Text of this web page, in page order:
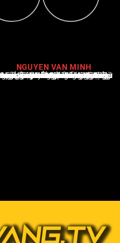
NGUYEN VAN MINH
Nguyễn Văn Minh là một trong những chuyên gia hàng đầu về báo cáo tin tức thể thao tại Việt Nam, với hơn 10 năm hoạt động trong ngành. Ông có kiến thức sâu rộng và kinh nghiệm đáng kể trong việc phân tích và báo cáo về các sự kiện thể thao hàng đầu. Sự hiểu biết sâu sắc của ông về ngành này đã giúp ông xây dựng uy tín và danh tiếng trong cộng đồng báo chí thể thao.